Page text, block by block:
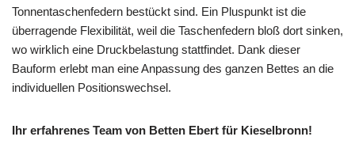
Tonnentaschenfedern bestückt sind. Ein Pluspunkt ist die
überragende Flexibilität, weil die Taschenfedern bloß dort sinken,
wo wirklich eine Druckbelastung stattfindet. Dank dieser
Bauform erlebt man eine Anpassung des ganzen Bettes an die
individuellen Positionswechsel.
Ihr erfahrenes Team von Betten Ebert für Kieselbronn!